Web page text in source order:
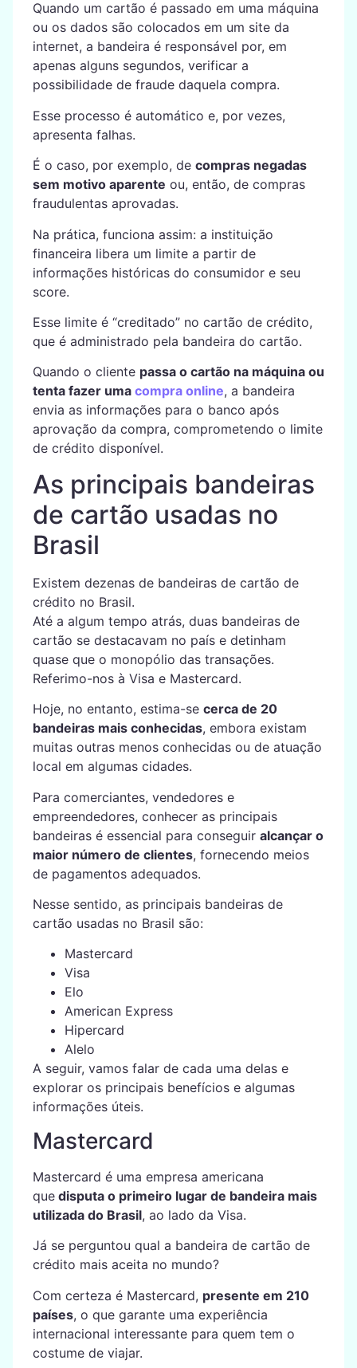
Quando um cartão é passado em uma máquina
ou os dados são colocados em um site da
internet, a bandeira é responsável por, em
apenas alguns segundos, verificar a
possibilidade de fraude daquela compra.
Esse processo é automático e, por vezes,
apresenta falhas.
É o caso, por exemplo, de compras negadas
sem motivo aparente ou, então, de compras
fraudulentas aprovadas.
Na prática, funciona assim: a instituição
financeira libera um limite a partir de
informações históricas do consumidor e seu
score.
Esse limite é “creditado” no cartão de crédito,
que é administrado pela bandeira do cartão.
Quando o cliente passa o cartão na máquina ou
tenta fazer uma compra online, a bandeira
envia as informações para o banco após
aprovação da compra, comprometendo o limite
de crédito disponível.
As principais bandeiras
de cartão usadas no
Brasil
Existem dezenas de bandeiras de cartão de
crédito no Brasil.
Até a algum tempo atrás, duas bandeiras de
cartão se destacavam no país e detinham
quase que o monopólio das transações.
Referimo-nos à Visa e Mastercard.
Hoje, no entanto, estima-se cerca de 20
bandeiras mais conhecidas, embora existam
muitas outras menos conhecidas ou de atuação
local em algumas cidades.
Para comerciantes, vendedores e
empreendedores, conhecer as principais
bandeiras é essencial para conseguir alcançar o
maior número de clientes, fornecendo meios
de pagamentos adequados.
Nesse sentido, as principais bandeiras de
cartão usadas no Brasil são:
Mastercard
Visa
Elo
American Express
Hipercard
Alelo
A seguir, vamos falar de cada uma delas e
explorar os principais benefícios e algumas
informações úteis.
Mastercard
Mastercard é uma empresa americana
quedisputa o primeiro lugar de bandeira mais
utilizada do Brasil, ao lado da Visa.
Já se perguntou qual a bandeira de cartão de
crédito mais aceita no mundo?
Com certeza é Mastercard, presente em 210
países, o que garante uma experiência
internacional interessante para quem tem o
costume de viajar.